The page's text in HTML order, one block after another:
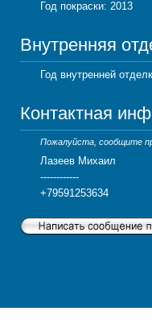
Год покраски: 2013
Внутренняя
Год внутренней
Контактная
Пожалуйста, сообщите
Лазеев Михаил
------------
+79591253634